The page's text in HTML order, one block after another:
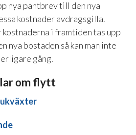
nya pantbrev till den nya
kostnader avdragsgilla.
kostnaderna i framtiden tas upp
nya bostaden så kan man inte
gång.
om flytt